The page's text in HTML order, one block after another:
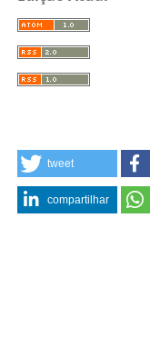
tweet
compartilhar